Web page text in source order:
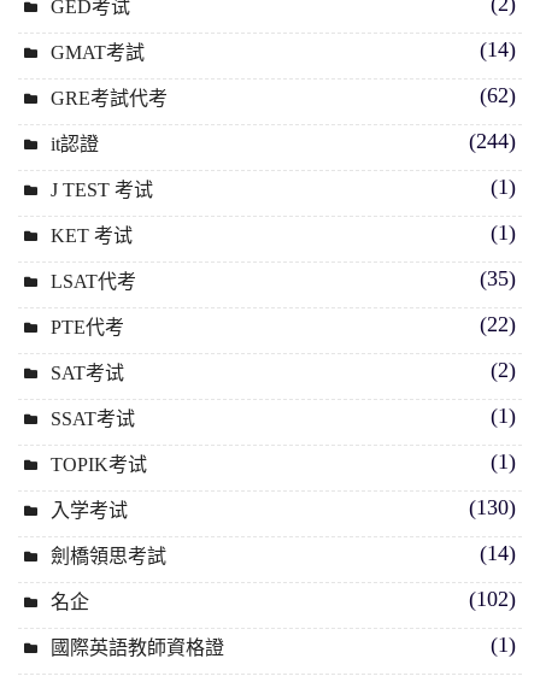
GED考试
GMAT考試 (14)
GRE考試代考 (62)
it認證 (244)
J TEST 考试 (1)
KET 考试 (1)
LSAT代考 (35)
PTE代考 (22)
SAT考试 (2)
SSAT考试 (1)
TOPIK考试 (1)
入学考试 (130)
劍橋領思考試 (14)
名企 (102)
國際英語教師資格證
(1)